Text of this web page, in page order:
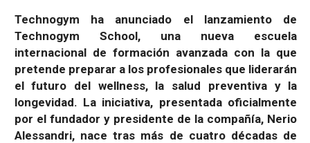
Technogym ha anunciado el lanzamiento de
Technogym School, una nueva escuela
internacional de formación avanzada con la que
pretende preparar a los profesionales que liderarán
el futuro del wellness, la salud preventiva y la
longevidad. La iniciativa, presentada oficialmente
por el fundador y presidente de la compañía, Nerio
Alessandri, nace tras más de cuatro décadas de